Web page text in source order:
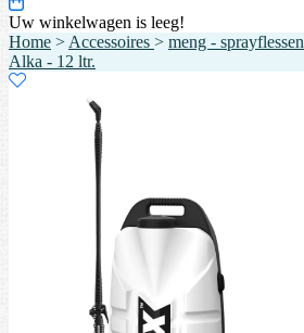
Uw winkelwagen is leeg!
Home > Accessoires > meng - sprayflessen
Alka - 12 ltr.